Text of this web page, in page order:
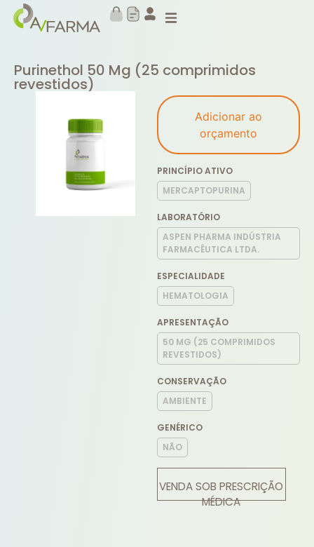
Purinethol 50 Mg (25 comprimidos
revestidos)
Adicionar ao
orçamento
PRINCÍPIO ATIVO
MERCAPTOPURINA
LABORATÓRIO
ASPEN PHARMA INDÚSTRIA
FARMACÊUTICA LTDA.
ESPECIALIDADE
HEMATOLOGIA
APRESENTAÇÃO
50 MG (25 COMPRIMIDOS
REVESTIDOS)
CONSERVAÇÃO
AMBIENTE
GENÉRICO
NÃO
VENDA SOB PRESCRIÇÃO
MÉDICA